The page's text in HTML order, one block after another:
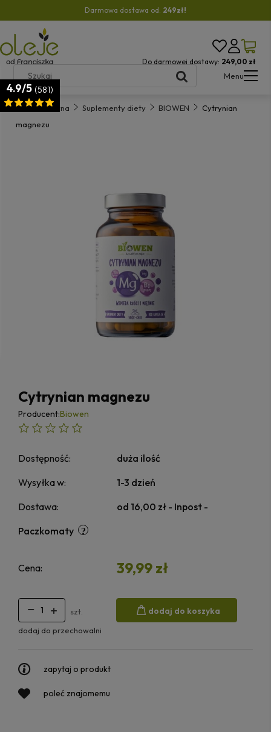
Darmowa dostawa od: 249zł!
Do darmowej dostawy: 249,00 zł
Menu
Strona główna Suplementy diety BIOWEN
Cytrynian
magnezu
Cytrynian magnezu
Producent:Biowen
Dostępność:
duża ilość
Wysyłka w:
1-3 dzień
Dostawa:
od 16,00 zł - Inpost -
Paczkomaty
Cena: 39,99 zł
szt. dodaj do koszyka
dodaj do przechowalni
zapytaj o produkt
poleć znajomemu
4.9/5 (581)